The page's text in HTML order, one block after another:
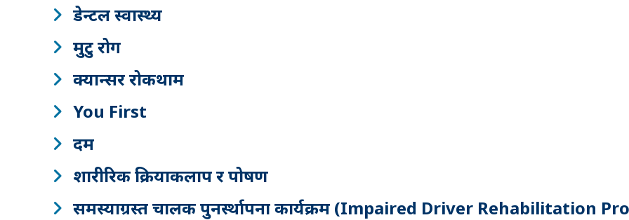
डेन्टल स्वास्थ्य
मुटु रोग
क्यान्सर रोकथाम
You First
दम
शारीरिक क्रियाकलाप र पोषण
समस्याग्रस्त चालक पुनर्स्थापना कार्यक्रम (Impaired Driver Rehabilitation